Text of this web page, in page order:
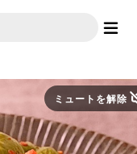
ミュートを解除